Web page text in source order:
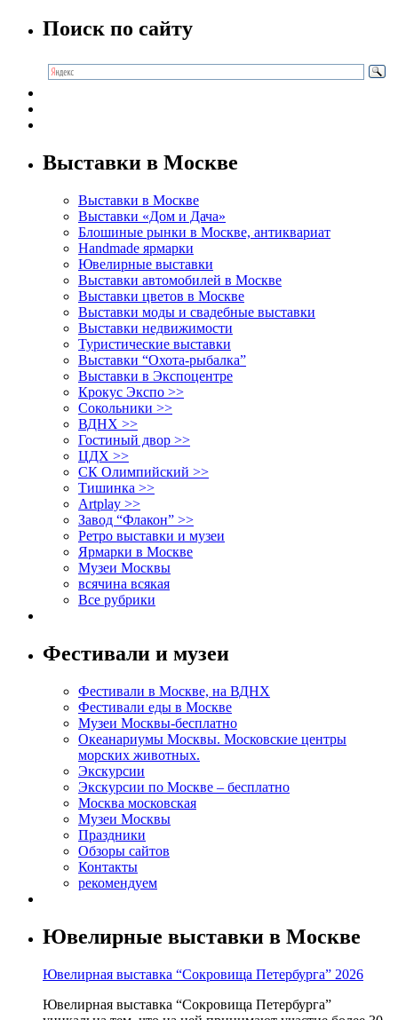
Поиск по сайту
Выставки в Москве
Выставки в Москве
Выставки «Дом и Дача»
Блошиные рынки в Москве, антиквариат
Handmade ярмарки
Ювелирные выставки
Выставки автомобилей в Москве
Выставки цветов в Москве
Выставки моды и свадебные выставки
Выставки недвижимости
Туристические выставки
Выставки “Охота-рыбалка”
Выставки в Экспоцентре
Крокус Экспо >>
Сокольники >>
ВДНХ >>
Гостиный двор >>
ЦДХ >>
СК Олимпийский >>
Тишинка >>
Artplay >>
Завод “Флакон” >>
Ретро выставки и музеи
Ярмарки в Москве
Музеи Москвы
всячина всякая
Все рубрики
Фестивали и музеи
Фестивали в Москве, на ВДНХ
Фестивали еды в Москве
Музеи Москвы-бесплатно
Океанариумы Москвы. Московские центры
морских животных.
Экскурсии
Экскурсии по Москве – бесплатно
Москва московская
Музеи Москвы
Праздники
Обзоры сайтов
Контакты
рекомендуем
Ювелирные выставки в Москве
Ювелирная выставка “Сокровища Петербурга” 2026
Ювелирная выставка “Сокровища Петербурга”